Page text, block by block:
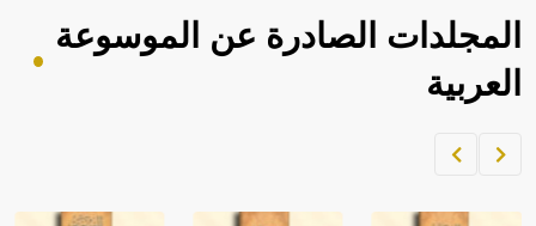
المجلدات الصادرة عن الموسوعة
العربية